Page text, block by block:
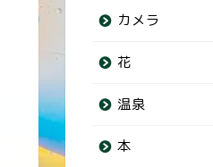
カメラ
花
温泉
本